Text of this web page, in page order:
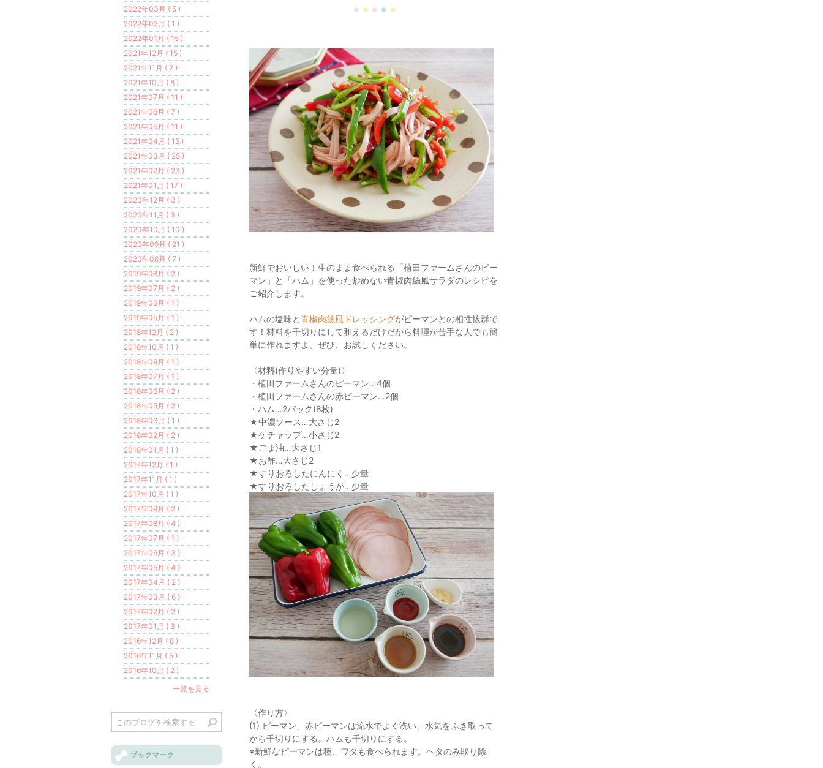
新鮮でおいしい！生のまま食べられる「植田ファームさんのピー
マン」と「ハム」を使った炒めない青椒肉絲風サラダのレシピを
ご紹介します。
ハムの塩味と青椒肉絲風ドレッシングがピーマンとの相性抜群で
す！材料を千切りにして和えるだけだから料理が苦手な人でも簡
単に作れますよ。ぜひ、お試しください。
〈材料(作りやすい分量)〉
・植田ファームさんのピーマン…4個
・植田ファームさんの赤ピーマン…2個
・ハム…2パック(8枚)
★中濃ソース…大さじ2
★ケチャップ…小さじ2
★ごま油…大さじ1
★お酢…大さじ2
★すりおろしたにんにく…少量
★すりおろしたしょうが…少量
〈作り方〉
(1) ピーマン、赤ピーマンは流水でよく洗い、水気をふき取って
から千切りにする。ハムも千切りにする。
※新鮮なピーマンは種、ワタも食べられます。ヘタのみ取り除
く。
2022年03月 ( 5 )
2022年02月 ( 1 )
2022年01月 ( 15 )
2021年12月 ( 15 )
2021年11月 ( 2 )
2021年10月 ( 8 )
2021年07月 ( 11 )
2021年06月 ( 7 )
2021年05月 ( 11 )
2021年04月 ( 15 )
2021年03月 ( 25 )
2021年02月 ( 23 )
2021年01月 ( 17 )
2020年12月 ( 3 )
2020年11月 ( 3 )
2020年10月 ( 10 )
2020年09月 ( 21 )
2020年08月 ( 7 )
2019年08月 ( 2 )
2019年07月 ( 2 )
2019年06月 ( 1 )
2019年05月 ( 1 )
2018年12月 ( 2 )
2018年10月 ( 1 )
2018年09月 ( 1 )
2018年07月 ( 1 )
2018年06月 ( 2 )
2018年05月 ( 2 )
2018年03月 ( 1 )
2018年02月 ( 2 )
2018年01月 ( 1 )
2017年12月 ( 1 )
2017年11月 ( 1 )
2017年10月 ( 1 )
2017年09月 ( 2 )
2017年08月 ( 4 )
2017年07月 ( 1 )
2017年06月 ( 3 )
2017年05月 ( 4 )
2017年04月 ( 2 )
2017年03月 ( 6 )
2017年02月 ( 2 )
2017年01月 ( 3 )
2016年12月 ( 8 )
2016年11月 ( 5 )
2016年10月 ( 2 )
一覧を見る
ブックマーク